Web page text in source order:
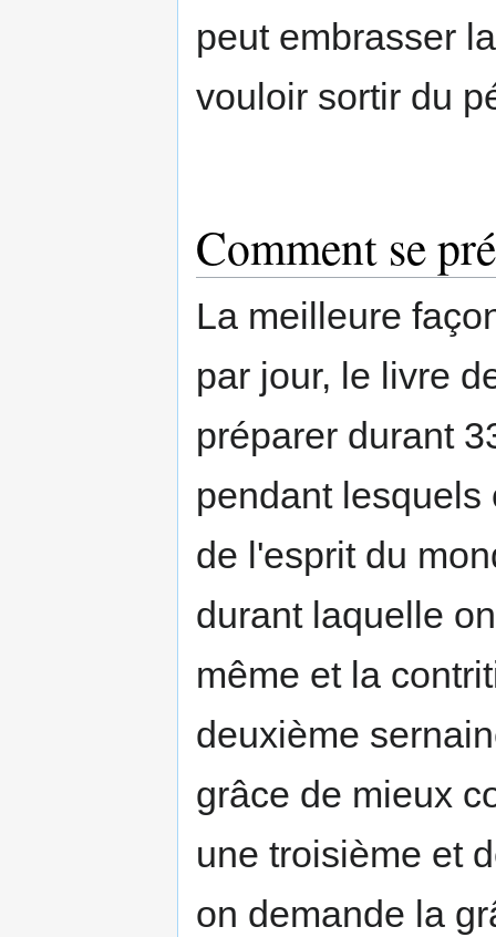
peut embrasser
vouloir sortir du
Comment se
La meilleure
par jour, le livre
préparer durant
pendant
de l'esprit du
durant laquelle
même et la
deuxième
grâce de mieux
une troisième et
on demande la